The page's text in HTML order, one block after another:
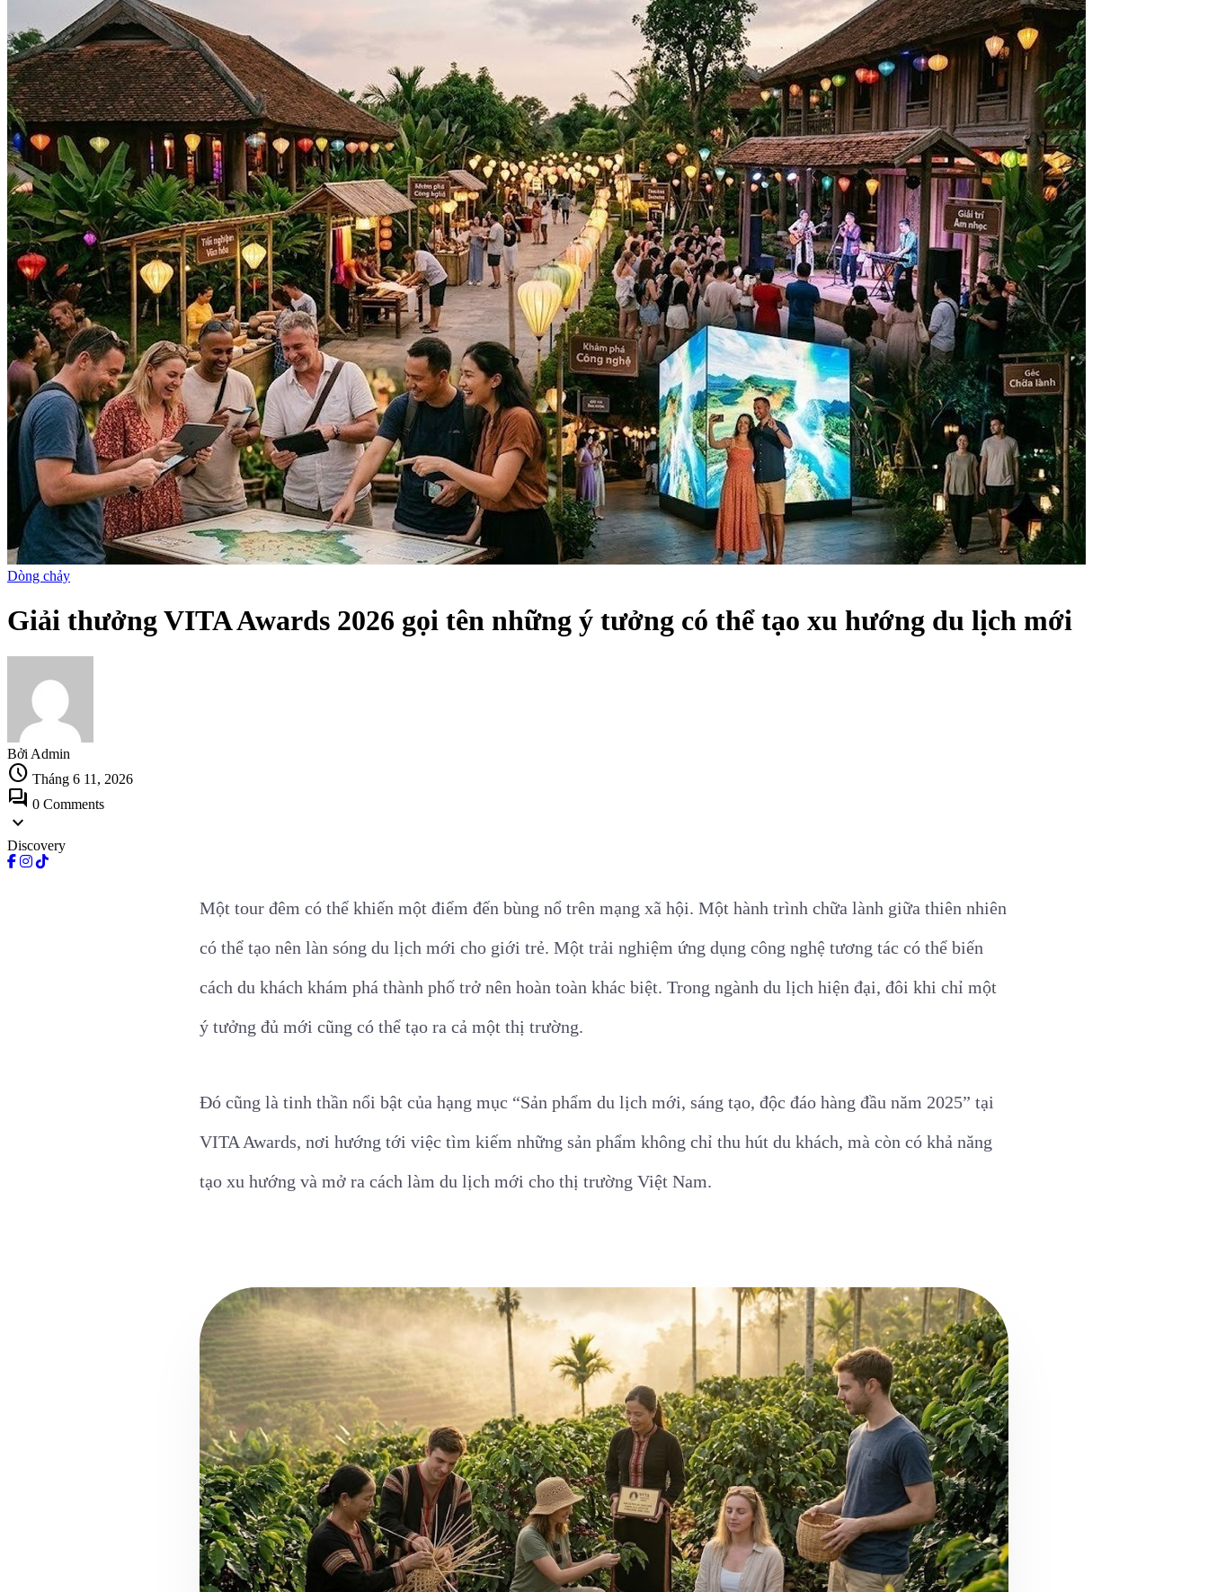
Dòng chảy
Giải thưởng VITA Awards 2026 gọi tên những ý tưởng có thể tạo xu hướng du lịch mới
Bởi Admin
schedule Tháng 6 11, 2026
forum 0 Comments
expand_more
Discovery
Một tour đêm có thể khiến một điểm đến bùng nổ trên mạng xã hội. Một hành trình chữa lành giữa thiên nhiên
có thể tạo nên làn sóng du lịch mới cho giới trẻ. Một trải nghiệm ứng dụng công nghệ tương tác có thể biến
cách du khách khám phá thành phố trở nên hoàn toàn khác biệt. Trong ngành du lịch hiện đại, đôi khi chỉ một
ý tưởng đủ mới cũng có thể tạo ra cả một thị trường.
Đó cũng là tinh thần nổi bật của hạng mục “Sản phẩm du lịch mới, sáng tạo, độc đáo hàng đầu năm 2025” tại
VITA Awards, nơi hướng tới việc tìm kiếm những sản phẩm không chỉ thu hút du khách, mà còn có khả năng
tạo xu hướng và mở ra cách làm du lịch mới cho thị trường Việt Nam.